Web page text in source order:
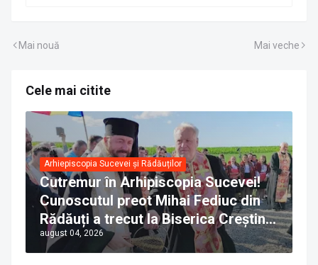
Mai nouă Mai veche
Cele mai citite
Arhiepiscopia Sucevei și Rădăuților
Cutremur în Arhipiscopia Sucevei!
Cunoscutul preot Mihai Fediuc din
Rădăuți a trecut la Biserica Creștină
Ortodoxă Valahă. ÎPS Calinic anunță
că îi pregătește judecata canonică
august 04, 2026